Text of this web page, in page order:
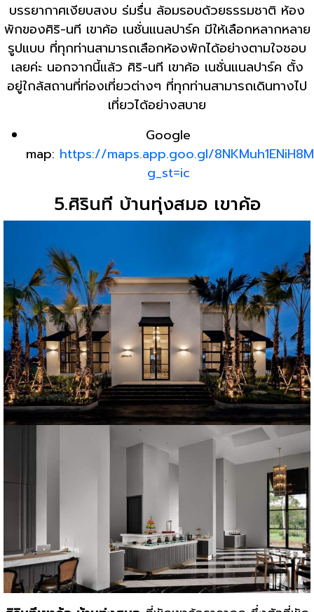
บรรยากาศเงียบสงบ ร่มรื่น ล้อมรอบด้วยธรรมชาติ ห้อง
พักของศิริ-นที เขาค้อ เนชั่นแนลปาร์ค มีให้เลือกหลากหลาย
รูปแบบ ที่ทุกท่านสามารถเลือกห้องพักได้อย่างตามใจชอบ
เลยค่ะ นอกจากนี้แล้ว ศิริ-นที เขาค้อ เนชั่นแนลปาร์ค ตั้ง
อยู่ใกล้สถานที่ท่องเที่ยวต่างๆ ที่ทุกท่านสามารถเดินทางไป
เที่ยวได้อย่างสบาย
Google
map: https://maps.app.goo.gl/
g_st=ic
5.ศิรินที บ้านทุ่งสมอ เขาค้อ